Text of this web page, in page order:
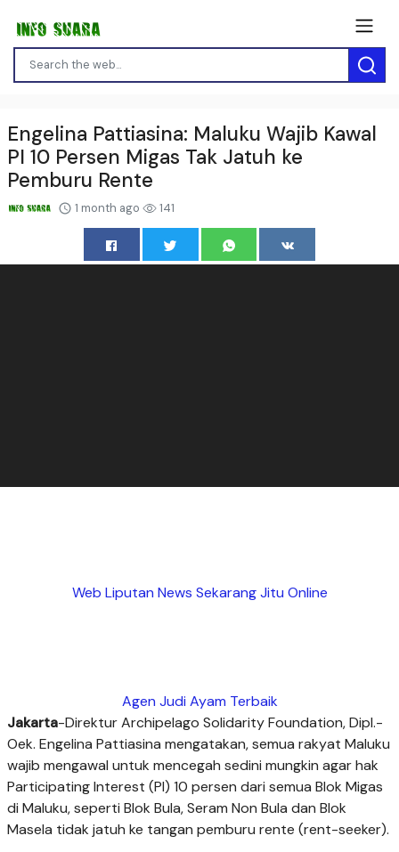
Engelina Pattiasina: Maluku Wajib Kawal
PI 10 Persen Migas Tak Jatuh ke
Pemburu Rente
1 month ago 141
Web Liputan News Sekarang Jitu Online
Agen Judi Ayam Terbaik
Jakarta-Direktur Archipelago Solidarity Foundation, Dipl.-
Oek. Engelina Pattiasina mengatakan, semua rakyat Maluku
wajib mengawal untuk mencegah sedini mungkin agar hak
Participating Interest (PI) 10 persen dari semua Blok Migas
di Maluku, seperti Blok Bula, Seram Non Bula dan Blok
Masela tidak jatuh ke tangan pemburu rente (rent-seeker).